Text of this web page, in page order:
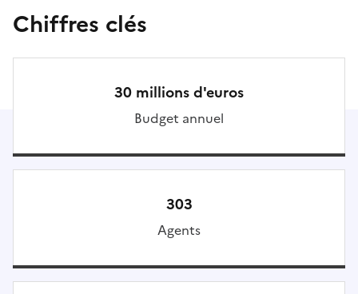
Chiffres clés
30 millions d'euros
Budget annuel
303
Agents